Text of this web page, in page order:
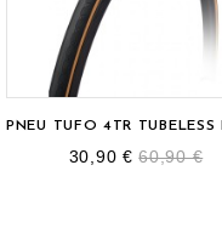
30,90 € 60,90 €